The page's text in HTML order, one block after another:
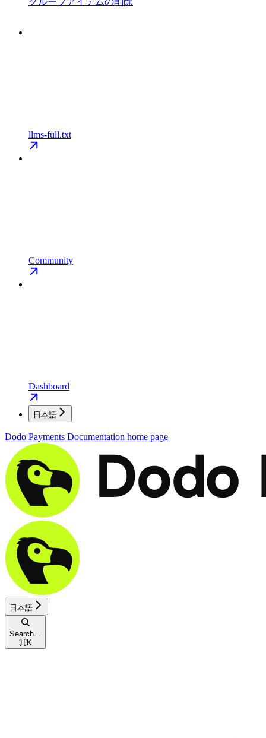
llms-full.txt
Community
Dashboard
日本語
Dodo Payments Documentation home page
日本語
Search...
⌘K